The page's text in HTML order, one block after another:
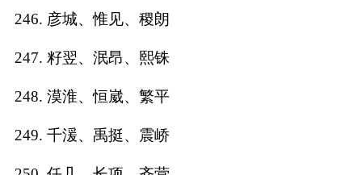
246. 彦城、惟见、稷朗
247. 籽翌、泯昂、熙铢
248. 漠淮、恒崴、繁平
249. 千湲、禹挺、震峤